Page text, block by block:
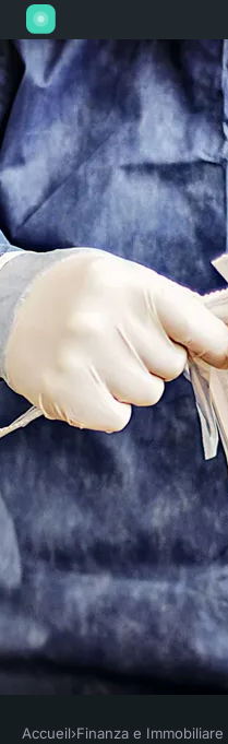
Accueil›Finanza e Immobiliare